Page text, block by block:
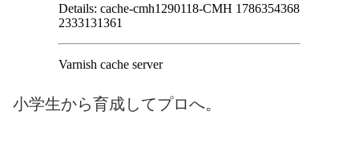
小学生から育成してプロへ。